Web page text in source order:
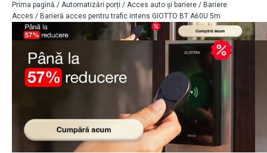
Prima pagină / Automatizări porți / Acces auto și bariere / Bariere
Acces / Barieră acces pentru trafic intens GIOTTO BT A60U 5m